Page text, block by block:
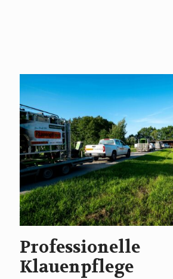
Professionelle
Klauenpflege